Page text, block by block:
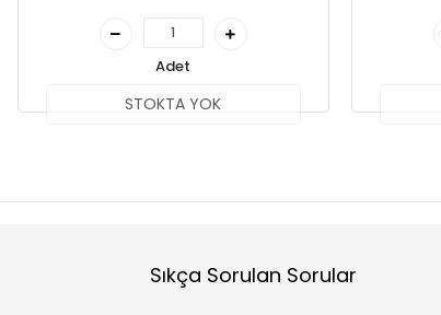
Adet
STOKTA YOK
Sıkça Sorulan Sorular